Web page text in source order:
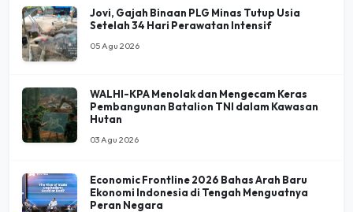
Jovi, Gajah Binaan PLG Minas Tutup Usia
Setelah 34 Hari Perawatan Intensif
05 Agu 2026
WALHI-KPA Menolak dan Mengecam Keras
Pembangunan Batalion TNI dalam Kawasan
Hutan
03 Agu 2026
Economic Frontline 2026 Bahas Arah Baru
Ekonomi Indonesia di Tengah Menguatnya
Peran Negara